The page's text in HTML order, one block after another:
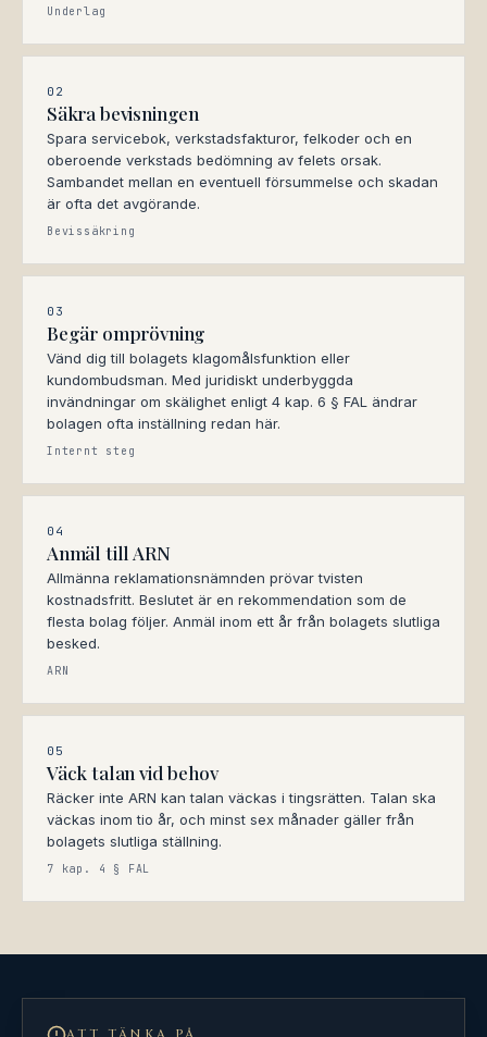
Underlag
02
Säkra bevisningen
Spara servicebok, verkstadsfakturor, felkoder och en
oberoende verkstads bedömning av felets orsak.
Sambandet mellan en eventuell försummelse och skadan
är ofta det avgörande.
Bevissäkring
03
Begär omprövning
Vänd dig till bolagets klagomålsfunktion eller
kundombudsman. Med juridiskt underbyggda
invändningar om skälighet enligt 4 kap. 6 § FAL ändrar
bolagen ofta inställning redan här.
Internt steg
04
Anmäl till ARN
Allmänna reklamationsnämnden prövar tvisten
kostnadsfritt. Beslutet är en rekommendation som de
flesta bolag följer. Anmäl inom ett år från bolagets slutliga
besked.
ARN
05
Väck talan vid behov
Räcker inte ARN kan talan väckas i tingsrätten. Talan ska
väckas inom tio år, och minst sex månader gäller från
bolagets slutliga ställning.
7 kap. 4 § FAL